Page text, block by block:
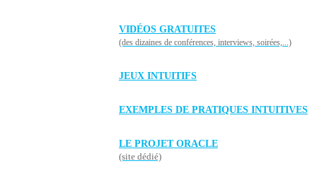
VIDÉOS GRATUITES
(des dizaines de conférences, interviews, soirées,...)
JEUX INTUITIFS
EXEMPLES DE PRATIQUES INTUITIVES
LE PROJET ORACLE
(site dédié)